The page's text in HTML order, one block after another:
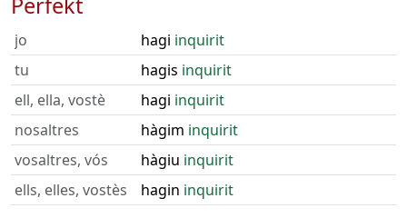
jo hagi inquirit
tu
hagis inquirit
ell, ella, vostè
hagi inquirit
nosaltres
hàgim inquirit
vosaltres, vós
hàgiu inquirit
ells, elles, vostès
hagin inquirit